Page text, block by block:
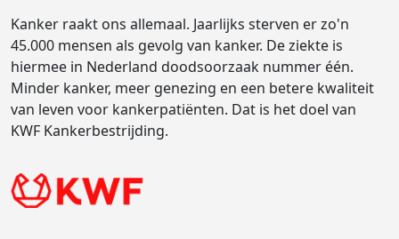
Kanker raakt ons allemaal. Jaarlijks sterven er zo'n
45.000 mensen als gevolg van kanker. De ziekte is
hiermee in Nederland doodsoorzaak nummer één.
Minder kanker, meer genezing en een betere kwaliteit
van leven voor kankerpatiënten. Dat is het doel van
KWF Kankerbestrijding.